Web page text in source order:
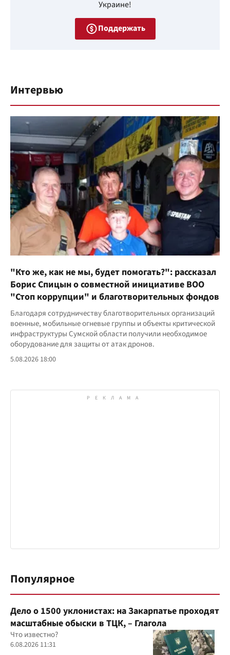
Украине!
Поддержать
Интервью
"Кто же, как не мы, будет помогать?": рассказал
Борис Спицын о совместной инициативе ВОО
"Стоп коррупции" и благотворительных фондов
Благодаря сотрудничеству благотворительных организаций
военные, мобильные огневые группы и объекты критической
инфраструктуры Сумской области получили необходимое
оборудование для защиты от атак дронов.
5.08.2026 18:00
Популярное
Дело о 1500 уклонистах: на Закарпатье проходят
масштабные обыски в ТЦК, – Глагола
Что известно?
6.08.2026 11:31